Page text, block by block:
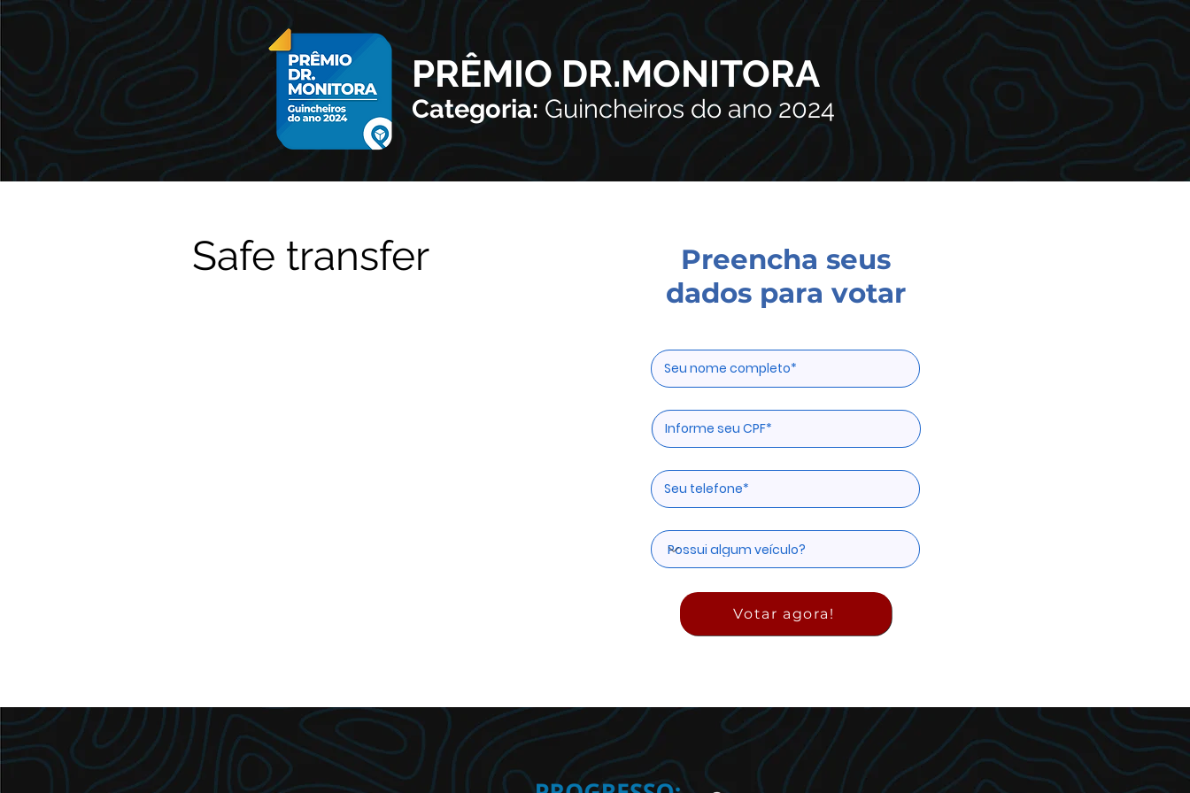
PRÊMIO DR.MONITORA
Categoria: Guincheiros do ano 2024
Safe transfer
Votar agora!
Preencha seus
dados para votar